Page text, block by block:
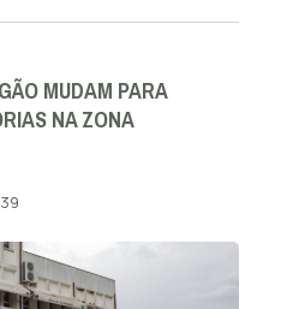
MUDAM PARA
NA ZONA